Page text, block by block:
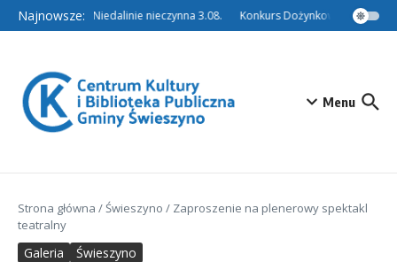
Przejdź do treści
Najnowsze:Filia w Niedalinie nieczynna 3.08. Konkurs Dożynkowy –
Menu
Strona główna /Świeszyno / Zaproszenie na plenerowy spektakl
teatralny
Galeria Świeszyno